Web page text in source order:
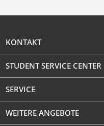
KONTAKT
STUDENT SERVICE CENTER
SERVICE
WEITERE ANGEBOTE